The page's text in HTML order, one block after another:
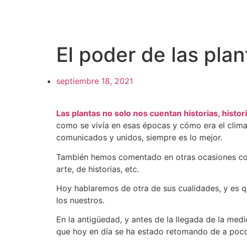
El poder de las
septiembre 18, 2021
Las plantas no solo nos cuentan historias,
como se vivía en esas épocas y cómo era el
comunicados y unidos, siempre es lo mejor.
También hemos comentado en otras ocasiones
arte, de historias, etc.
Hoy hablaremos de otra de sus cualidades, y es
los nuestros.
En la antigüedad, y antes de la llegada de la
que hoy en día se ha estado retomando de a